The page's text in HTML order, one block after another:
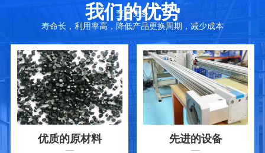
查看更多
我们的优势
寿命长，利用率高，降低产品更换周期，减少成本
优质的原材料 先进的设备